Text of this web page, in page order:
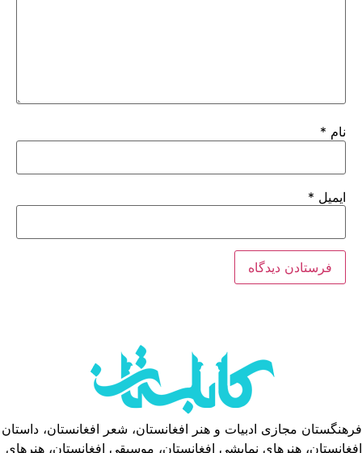
نام *
ایمیل *
فرهنگستان مجازی ادبیات و هنر افغانستان، شعر افغانستان، داستان
افغانستان، هنرهای نمایشی افغانستان، موسیقی افغانستان، هنرهای